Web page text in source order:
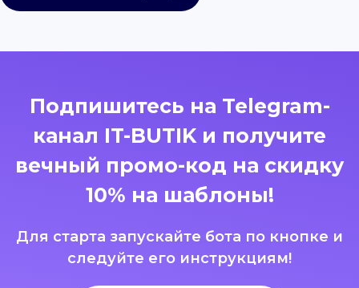
Подпишитесь на Telegram-
канал IT-BUTIK и получите
вечный промо-код на скидку
10% на шаблоны!
Для старта запускайте бота по кнопке и
следуйте его инструкциям!